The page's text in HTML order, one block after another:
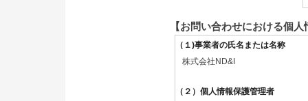
【お問い合わせにおける個
（１)事業者の氏名または名称
株式会社ND&I
（２）個人情報保護管理者